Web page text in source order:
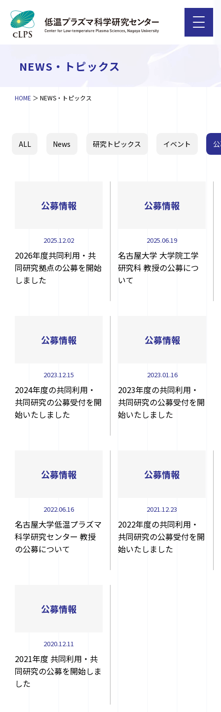
ナショナル・イノベーション・コンプレックス4F
contact@plasma.engg.nagoya-u.ac.jp
NEWS・トピックス
HOME NEWS・トピックス
ALL News 研究トピックス イベント
公募情報
2025.12.02
2026年度共同利用・共
同研究拠点の公募を開始
しました
公募情報
2025.06.19
名古屋大学 大学院工学
研究科 教授の公募につ
いて
公募情報
2023.12.15
2024年度の共同利用・
共同研究の公募受付を開
始いたしました
公募情報
2023.01.16
2023年度の共同利用・
共同研究の公募受付を開
始いたしました
公募情報
2022.06.16
名古屋大学低温プラズマ
科学研究センター 教授
の公募について
公募情報
2021.12.23
2022年度の共同利用・
共同研究の公募受付を開
始いたしました
公募情報
2020.12.11
2021年度 共同利用・共
同研究の公募を開始しま
した